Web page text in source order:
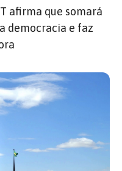
afirma que somará
democracia e faz